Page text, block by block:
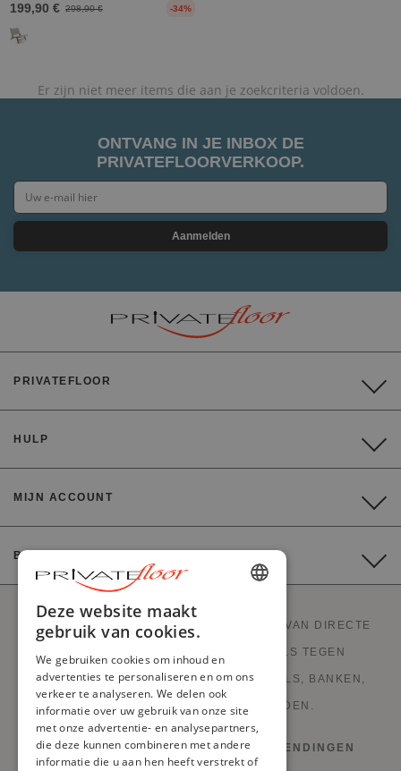
199,90 € 298,90 € -34%
Er zijn niet meer items die aan je zoekcriteria voldoen.
ONTVANG IN JE INBOX DE
PRIVATEFLOORVERKOOP.
Aanmelden
PRIVATEFLOOR
HULP
MIJN ACCOUNT
BETALING
PRIVATEFLOOR IS DE EERSTE WEBSITE VAN DIRECTE
FABRIEKSVERKOOP EN GOEDE DEALS TEGEN
FABRIEKSPRIJZEN. STIJLVOLLE MEUBELS, BANKEN,
DECORATIE, LAMPEN EN HAARDEN.
HERROEPINGSRECHT EN RETOURZENDINGEN
DUTCH
GERMAN
ITALIAN
PORTUGUESE
Deze website maakt
gebruik van cookies.
We gebruiken cookies om inhoud en
advertenties te personaliseren en om ons
verkeer te analyseren. We delen ook
informatie over uw gebruik van onze site
met onze advertentie- en analysepartners,
die deze kunnen combineren met andere
informatie die u aan hen heeft verstrekt of